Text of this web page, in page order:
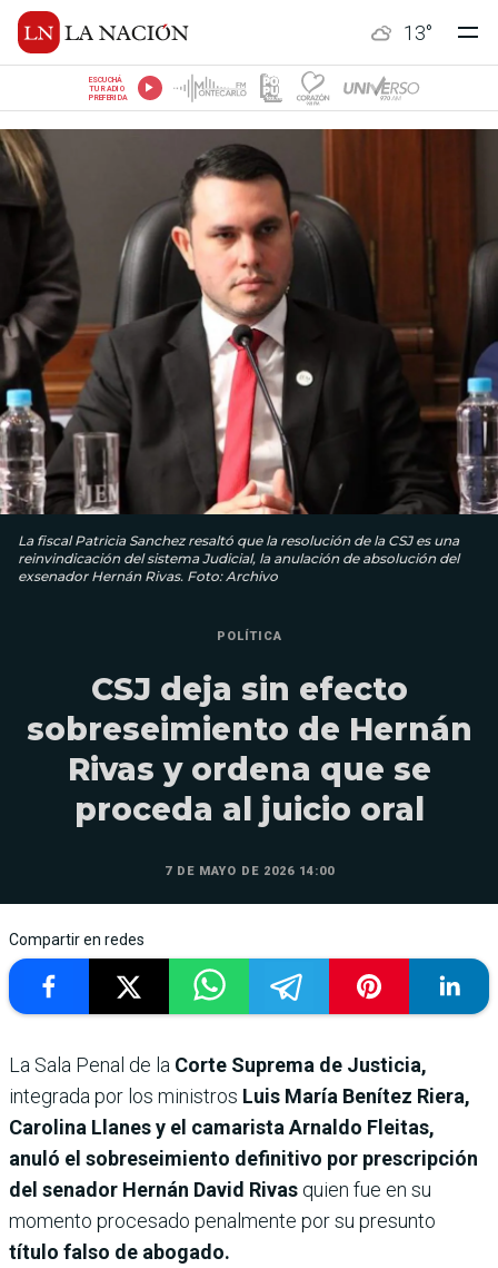
13°
ESCUCHÁ
TU RADIO
PREFERIDA
La fiscal Patricia Sanchez resaltó que la resolución de la CSJ es una
reinvindicación del sistema Judicial, la anulación de absolución del
exsenador Hernán Rivas. Foto: Archivo
POLÍTICA
CSJ deja sin efecto
sobreseimiento de Hernán
Rivas y ordena que se
proceda al juicio oral
7 DE MAYO DE 2026 14:00
Compartir en redes
La Sala Penal de la Corte Suprema de Justicia,
integrada por los ministros Luis María Benítez Riera,
Carolina Llanes y el camarista Arnaldo Fleitas,
anuló el sobreseimiento definitivo por prescripción
del senador Hernán David Rivas quien fue en su
momento procesado penalmente por su presunto
título falso de abogado.